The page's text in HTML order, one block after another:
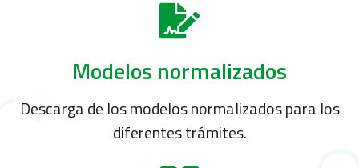
Modelos normalizados
Descarga de los modelos normalizados para los
diferentes trámites.